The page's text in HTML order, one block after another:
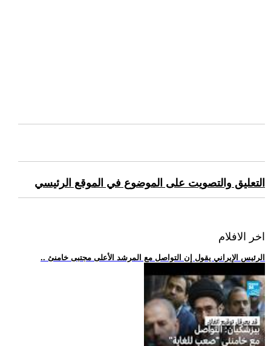
التعليق والتصويت على الموضوع في الموقع الرئيسي
اخر الافلام
.. الرئيس الإيراني يقول إن التواصل مع المرشد الأعلى مجتبى خامنئ